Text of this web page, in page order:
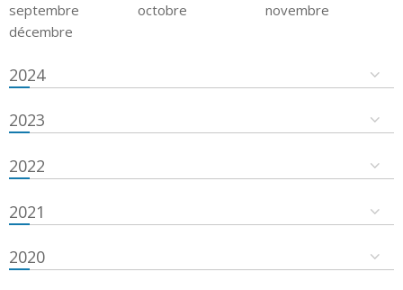
septembre
octobre
novembre
décembre
2024
2023
2022
2021
2020